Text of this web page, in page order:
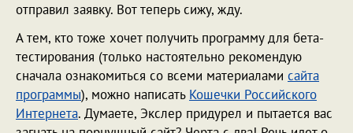
отправил заявку. Вот теперь сижу, жду.
А тем, кто тоже хочет получить программу для бета-
тестирования (только настоятельно рекомендую
сначала ознакомиться со всеми материалами сайта
программы), можно написать Кошечки Российского
Интернета. Думаете, Экслер придурел и пытается вас